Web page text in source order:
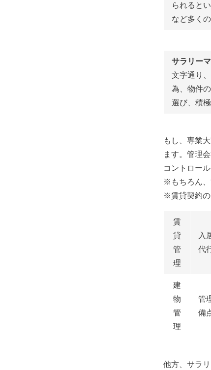
られると
など多く
サラリー
文字通り
為、物件
選び、積
もし、専業
ます。管理
コントロー
※もちろん、
※賃貸契約の
賃
貸
管
理
入
代
建
物
管
理
管
備
他方、サラ